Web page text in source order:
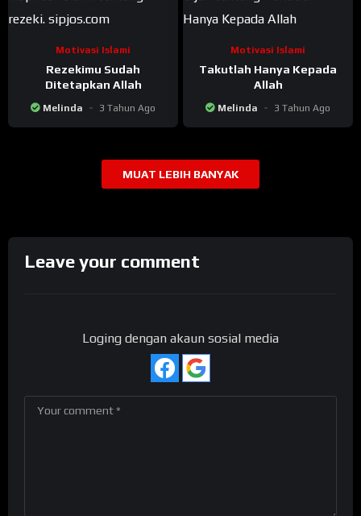
Motivasi Islami
Rezekimu Sudah
Ditetapkan Allah
Melinda 3 Tahun Ago
Motivasi Islami
Takutlah Hanya Kepada
Allah
Melinda 3 Tahun Ago
MUAT LEBIH BANYAK
Leave your comment
Loging dengan akaun sosial media